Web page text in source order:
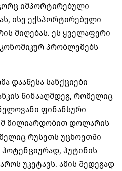
იმპორტირებული
ისე ექსპორტირებული
მიღებას. ეს ყველაფერი
პრობლემებს
დააწესა სანქციები
წინააღმდეგ, რომელიც
ფინანსური
მილიარდობით დოლარის
რუსეთს უცხოეთში
პოტენციურად, პუტინის
უკეტავს. ამის შედეგად